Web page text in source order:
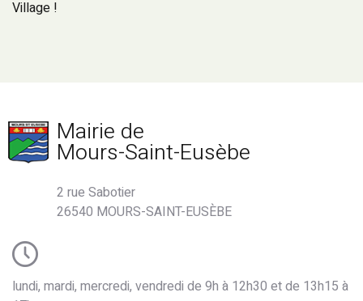
Village !
Mairie de
Mours-Saint-Eusèbe
2 rue Sabotier
26540 MOURS-SAINT-EUSÈBE
lundi, mardi, mercredi, vendredi de 9h à 12h30 et de 13h15 à